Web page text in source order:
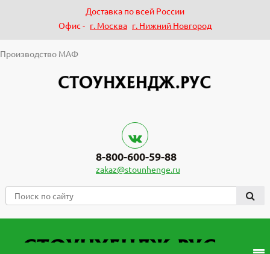
Доставка по всей России
Офис - г. Москва г. Нижний Новгород
Производство МАФ
8-800-600-59-88
zakaz@stounhenge.ru